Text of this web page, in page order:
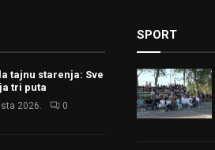
tajnu starenja: Sve
tri puta
2026. 0
SPORT